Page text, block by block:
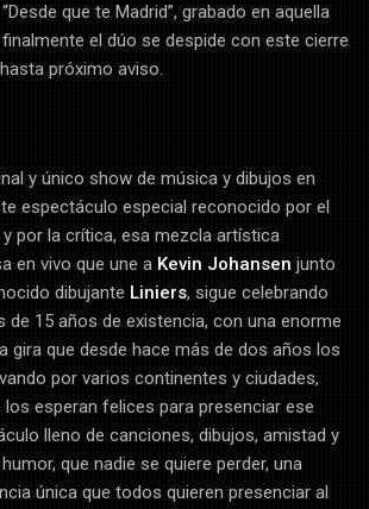
que te Madrid”, grabado en aquella
el dúo se despide con este cierre
próximo aviso.
y único show de música y dibujos en
espectáculo especial reconocido por el
por la crítica, esa mezcla artística
en vivo que une a Kevin Johansen junto
dibujante Liniers, sigue celebrando
de 15 años de existencia, con una enorme
gira que desde hace más de dos años los
por varios continentes y ciudades,
los esperan felices para presenciar ese
lleno de canciones, dibujos, amistad y
que nadie se quiere perder, una
única que todos quieren presenciar al